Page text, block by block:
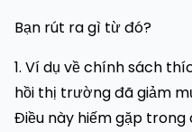
Bạn rút ra gì từ đó?
1. Ví dụ về chính sách
hồi thị trường đã giảm
Điều này hiếm gặp